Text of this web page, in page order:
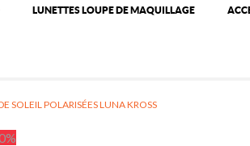
LUNETTES LOUPE DE MAQUILLAGE
SOLEIL POLARISÉES LUNA KROSS